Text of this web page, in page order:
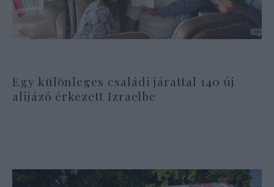
Egy különleges családi járattal 140 új
alijázó érkezett Izraelbe